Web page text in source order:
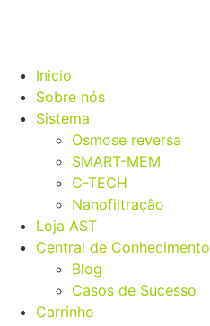
Inicio
Sobre nós
Sistema
Osmose reversa
SMART-MEM
C-TECH
Nanofiltração
Loja AST
Central de Conhecimento
Blog
Casos de Sucesso
Carrinho